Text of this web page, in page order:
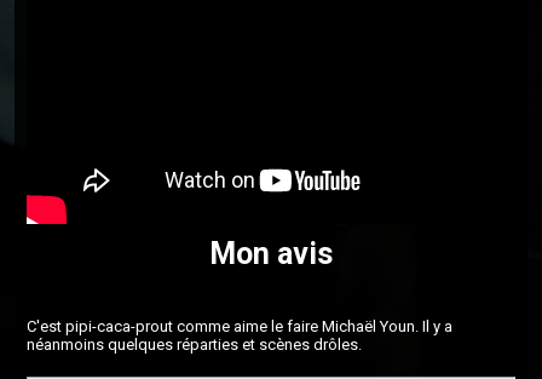
Mon avis
C'est pipi-caca-prout comme aime le faire Michaël Youn. Il y a
néanmoins quelques réparties et scènes drôles.